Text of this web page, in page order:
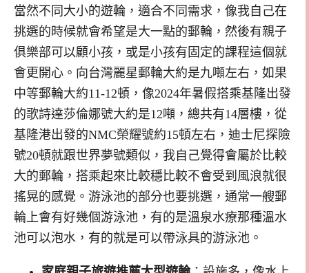
當然不同大小的遊輪，適合不同需求，像我自己在
挑選的時候就會希望是大一點的郵輪，然後有親子
俱樂部可以顧小孩，或是小孩有固定的課程這個就
會更開心。向台灣麗星郵輪大約是九噸左右，如果
中等郵輪大約11-12頓，像2024年暑假搭乘基隆出發
的歌詩達莎倫娜號大約是12噸，總共有14層樓，從
基隆港出發的NMC榮耀號約15頓左右，迪士尼探險
號20頓就跟世界夢號類似，我自己覺得會屬於比較
大的郵輪，搭乘起來比較穩比較不會受到風浪就很
搖晃的感覺。游泳池的部分也要挑選，通常一艘郵
輪上會有好幾個游泳池，有的是溫泉水療那種溫水
池可以泡水，有的就是可以帶泳具的游泳池。